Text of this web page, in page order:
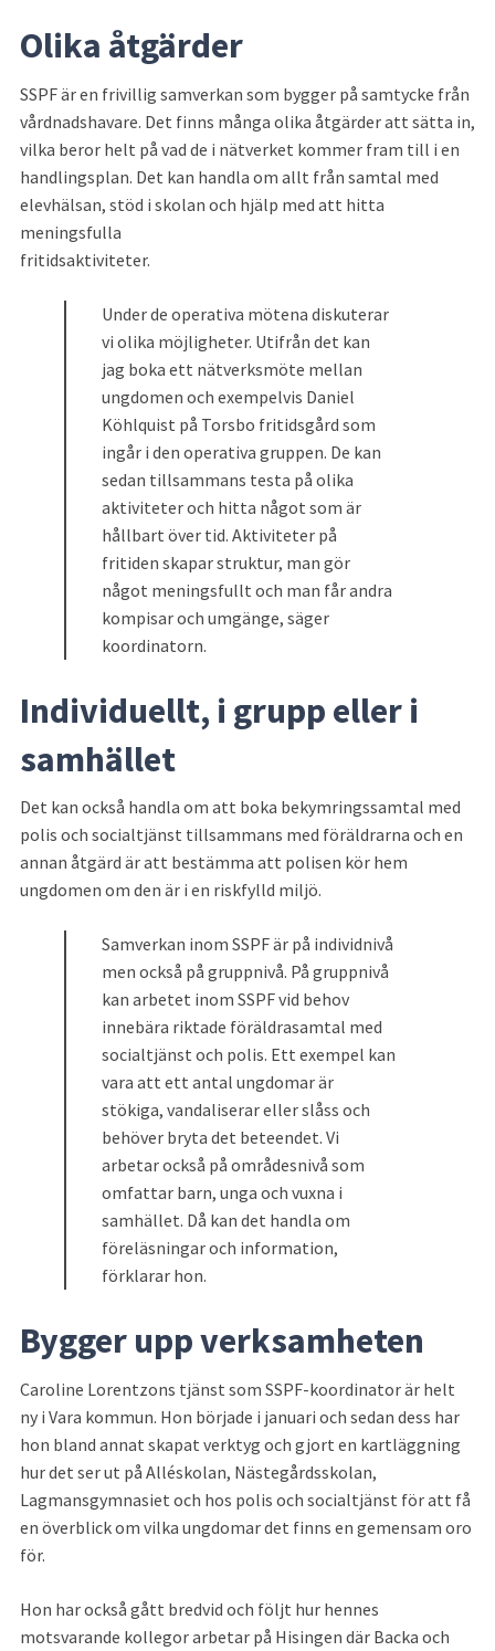
Olika åtgärder
SSPF är en frivillig samverkan som bygger på samtycke från
vårdnadshavare. Det finns många olika åtgärder att sätta in,
vilka beror helt på vad de i nätverket kommer fram till i en
handlingsplan. Det kan handla om allt från samtal med
elevhälsan, stöd i skolan och hjälp med att hitta
meningsfulla
fritidsaktiviteter.
Under de operativa mötena diskuterar
vi olika möjligheter. Utifrån det kan
jag boka ett nätverksmöte mellan
ungdomen och exempelvis Daniel
Köhlquist på Torsbo fritidsgård som
ingår i den operativa gruppen. De kan
sedan tillsammans testa på olika
aktiviteter och hitta något som är
hållbart över tid. Aktiviteter på
fritiden skapar struktur, man gör
något meningsfullt och man får andra
kompisar och umgänge, säger
koordinatorn.
Individuellt, i grupp eller i
samhället
Det kan också handla om att boka bekymringssamtal med
polis och socialtjänst tillsammans med föräldrarna och en
annan åtgärd är att bestämma att polisen kör hem
ungdomen om den är i en riskfylld miljö.
Samverkan inom SSPF är på individnivå
men också på gruppnivå. På gruppnivå
kan arbetet inom SSPF vid behov
innebära riktade föräldrasamtal med
socialtjänst och polis. Ett exempel kan
vara att ett antal ungdomar är
stökiga, vandaliserar eller slåss och
behöver bryta det beteendet. Vi
arbetar också på områdesnivå som
omfattar barn, unga och vuxna i
samhället. Då kan det handla om
föreläsningar och information,
förklarar hon.
Bygger upp verksamheten
Caroline Lorentzons tjänst som SSPF-koordinator är helt
ny i Vara kommun. Hon började i januari och sedan dess har
hon bland annat skapat verktyg och gjort en kartläggning
hur det ser ut på Alléskolan, Nästegårdsskolan,
Lagmansgymnasiet och hos polis och socialtjänst för att få
en överblick om vilka ungdomar det finns en gemensam oro
för.
Hon har också gått bredvid och följt hur hennes
motsvarande kollegor arbetar på Hisingen där Backa och